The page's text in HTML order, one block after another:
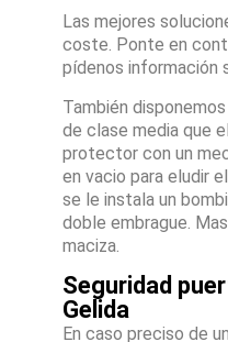
Las mejores
coste. Ponte en
pídenos información
También
de clase media que
protector con un
en vacio para eludir
se le instala un
doble embrague.
maciza.
Seguridad
Gelida
En caso preciso de